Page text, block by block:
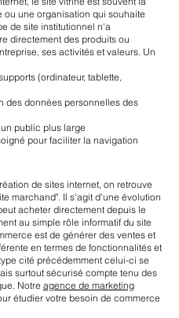
ou une organisation qui souhaite
de site institutionnel n'a
directement des produits ou
ses activités et valeurs. Un
(ordinateur, tablette,
des données personnelles des
public plus large
pour faciliter la navigation
de sites internet, on retrouve
marchand". Il s'agit d'une évolution
acheter directement depuis le
au simple rôle informatif du site
est de générer des ventes et
en termes de fonctionnalités et
cité précédemment celui-ci se
surtout sécurisé compte tenu des
Notre agence de marketing
étudier votre besoin de commerce